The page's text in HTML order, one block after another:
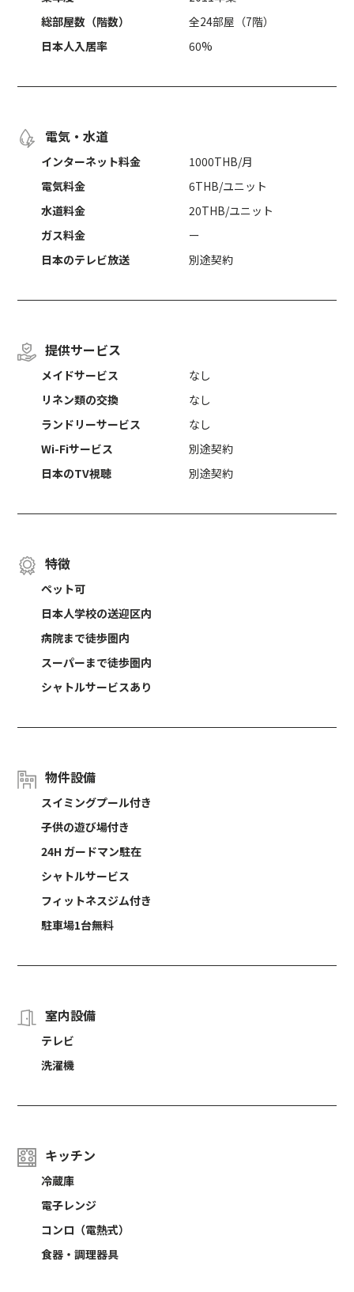
総部屋数（階数）
全24部屋（7階）
日本人入居率
60%
電気・水道
インターネット料金
1000THB/月
電気料金
6THB/ユニット
水道料金
20THB/ユニット
ガス料金
ー
日本のテレビ放送
別途契約
提供サービス
メイドサービス
なし
リネン類の交換
なし
ランドリーサービス
なし
Wi-Fiサービス
別途契約
日本のTV視聴
別途契約
特徴
ペット可
日本人学校の送迎区内
病院まで徒歩圏内
スーパーまで徒歩圏内
シャトルサービスあり
物件設備
スイミングプール付き
子供の遊び場付き
24H ガードマン駐在
シャトルサービス
フィットネスジム付き
駐車場1台無料
室内設備
テレビ
洗濯機
キッチン
冷蔵庫
電子レンジ
コンロ（電熱式）
食器・調理器具